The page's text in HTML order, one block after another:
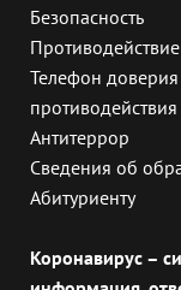
Безопасность
Телефон
Антитеррор
Сведения об
Абитуриенту
Коронавирус –